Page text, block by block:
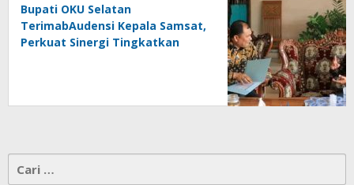
Bupati OKU Selatan
TerimabAudensi Kepala Samsat,
Perkuat Sinergi Tingkatkan
untuk: